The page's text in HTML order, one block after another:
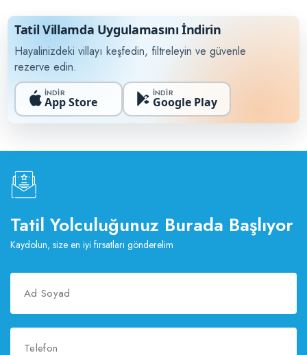
Tatil Villamda Uygulamasını İndirin
Hayalinizdeki villayı keşfedin, filtreleyin ve güvenle
rezerve edin.
İNDİR
App Store
İNDİR
Google Play
Tatil Yolculuğunuz Burada Başlıyor
Kaydolun, size en iyi fırsatları gönderelim